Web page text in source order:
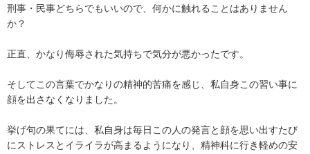
刑事・民事どちらでもいいので、何かに触れることはありません
か？
正直、かなり侮辱された気持ちで気分が悪かったです。
そしてこの言葉でかなりの精神的苦痛を感じ、私自身この習い事に
顔を出さなくなりました。
挙げ句の果てには、私自身は毎日この人の発言と顔を思い出すたび
にストレスとイライラが高まるようになり、精神科に行き軽めの安